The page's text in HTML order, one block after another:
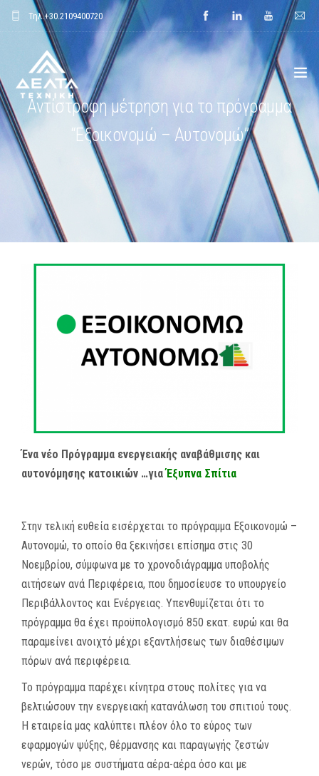
Τηλ.+30.2109400720
ΑΡΧΙΚΗ
ΕΤΑΙΡΕΙΑ
ΕΦΑΡΜΟΓΕΣ
ΕΝΔΕΙΚΤΙΚΑ ΕΡΓΑ
E-SHOP
Αντίστροφη μέτρηση για το πρόγραμμα
“Εξοικονομώ – Αυτονομώ”
Ένα νέο Πρόγραμμα ενεργειακής αναβάθμισης και
αυτονόμησης κατοικιών …γιαΈξυπνα Σπίτια
Στην τελική ευθεία εισέρχεται το πρόγραμμα Εξοικονομώ –
Αυτονομώ, το οποίο θα ξεκινήσει επίσημα στις 30
Νοεμβρίου, σύμφωνα με το χρονοδιάγραμμα υποβολής
αιτήσεων ανά Περιφέρεια, που δημοσίευσε το υπουργείο
Περιβάλλοντος και Ενέργειας. Υπενθυμίζεται ότι το
πρόγραμμα θα έχει προϋπολογισμό 850 εκατ. ευρώ και θα
παραμείνει ανοιχτό μέχρι εξαντλήσεως των διαθέσιμων
πόρων ανά περιφέρεια.
Το πρόγραμμα παρέχει κίνητρα στους πολίτες για να
βελτιώσουν την ενεργειακή κατανάλωση του σπιτιού τους.
H εταιρεία μας καλύπτει πλέον όλο το εύρος των
εφαρμογών ψύξης, θέρμανσης και παραγωγής ζεστών
νερών, τόσο με συστήματα αέρα-αέρα όσο και με